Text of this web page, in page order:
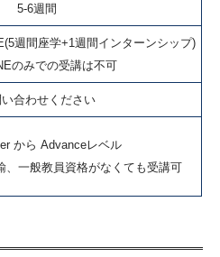
5-6週間
週間座学+1週間インターンシップ)
のみでの受講は不可
い合わせください
から Advanceレベル
一般教員資格がなくても受講可